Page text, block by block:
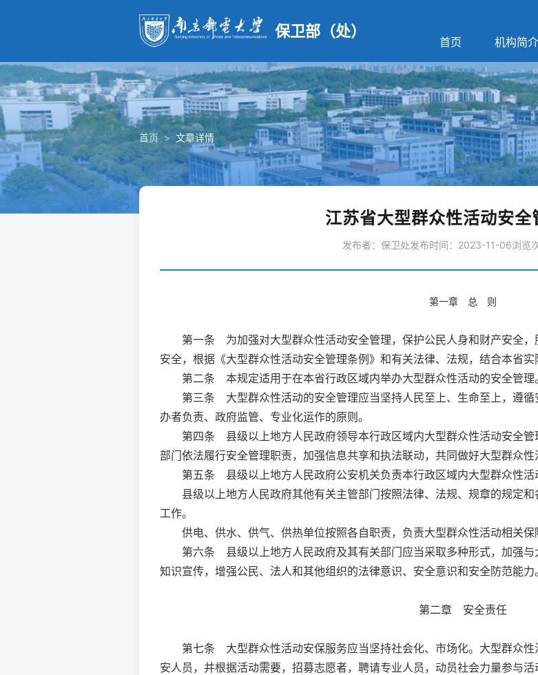
保卫部（处）
首页 机构简介
首页 > 文章详情
江苏省大型群众性活动安全
发布者：保卫处发布时间：2023-11-06浏览
第一章 总 则
第一条 为加强对大型群众性活动安全管理，保护公民人身和财产安全
安全，根据《大型群众性活动安全管理条例》和有关法律、法规，结合本省实
第二条 本规定适用于在本省行政区域内举办大型群众性活动的安全管理。
第三条 大型群众性活动的安全管理应当坚持人民至上、生命至上，遵
办者负责、政府监管、专业化运作的原则。
第四条 县级以上地方人民政府领导本行政区域内大型群众性活动安全
部门依法履行安全管理职责，加强信息共享和执法联动，共同做好大型群众性
第五条 县级以上地方人民政府公安机关负责本行政区域内大型群众性活
县级以上地方人民政府其他有关主管部门按照法律、法规、规章的规定
工作。
供电、供水、供气、供热单位按照各自职责，负责大型群众性活动相关保
第六条 县级以上地方人民政府及其有关部门应当采取多种形式，加强
知识宣传，增强公民、法人和其他组织的法律意识、安全意识和安全防范能力。
第二章 安全责任
第七条 大型群众性活动安保服务应当坚持社会化、市场化。大型群众
安人员，并根据活动需要，招募志愿者，聘请专业人员，动员社会力量参与活